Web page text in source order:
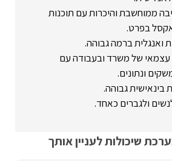
ממוחשבת והיכרות עם תוכנות
ואנגלית ברמה גבוהה.
עצמאי של משרד ובעבודה עם
ונתונים.
בינאישית גבוהה.
ולגברים כאחד.
שיכולות לעניין אותך